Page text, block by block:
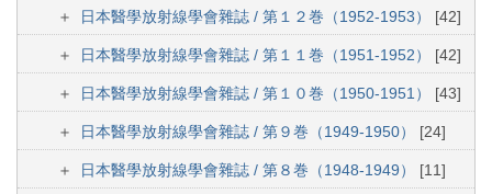
日本醫學放射線學會雜誌 / 第１２巻（1952-1953） [42]
日本醫學放射線學會雜誌 / 第１１巻（1951-1952） [42]
日本醫學放射線學會雜誌 / 第１０巻（1950-1951） [43]
日本醫學放射線學會雜誌 / 第９巻（1949-1950） [24]
日本醫學放射線學會雜誌 / 第８巻（1948-1949） [11]